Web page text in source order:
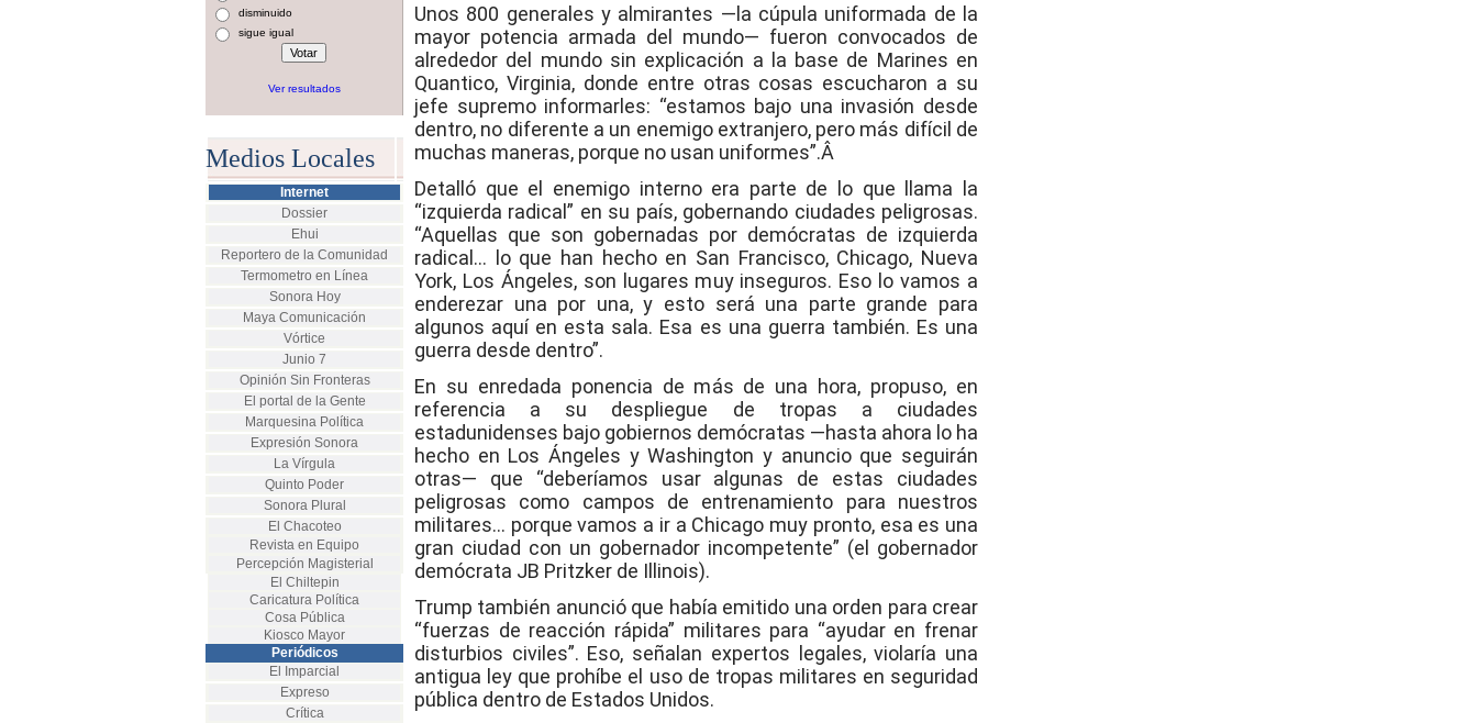
disminuido
sigue igual
Ver resultados
Medios Locales
Internet
Dossier
Ehui
Reportero de la Comunidad
Termometro en Línea
Sonora Hoy
Maya Comunicación
Vórtice
Junio 7
Opinión Sin Fronteras
El portal de la Gente
Marquesina Política
Expresión Sonora
La Vírgula
Quinto Poder
Sonora Plural
El Chacoteo
Revista en Equipo
Percepción Magisterial
El Chiltepin
Caricatura Política
Cosa Pública
Kiosco Mayor
Periódicos
El Imparcial
Expreso
Crítica
Unos 800 generales y almirantes —la cúpula uniformada de la
mayor potencia armada del mundo— fueron convocados de
alrededor del mundo sin explicación a la base de Marines en
Quantico, Virginia, donde entre otras cosas escucharon a su
jefe supremo informarles: “estamos bajo una invasión desde
dentro, no diferente a un enemigo extranjero, pero más difícil de
muchas maneras, porque no usan uniformes”.Â
Detalló que el enemigo interno era parte de lo que llama la
“izquierda radical” en su país, gobernando ciudades peligrosas.
“Aquellas que son gobernadas por demócratas de izquierda
radical… lo que han hecho en San Francisco, Chicago, Nueva
York, Los Ángeles, son lugares muy inseguros. Eso lo vamos a
enderezar una por una, y esto será una parte grande para
algunos aquí en esta sala. Esa es una guerra también. Es una
guerra desde dentro”.
En su enredada ponencia de más de una hora, propuso, en
referencia a su despliegue de tropas a ciudades
estadunidenses bajo gobiernos demócratas —hasta ahora lo ha
hecho en Los Ángeles y Washington y anuncio que seguirán
otras— que “deberíamos usar algunas de estas ciudades
peligrosas como campos de entrenamiento para nuestros
militares… porque vamos a ir a Chicago muy pronto, esa es una
gran ciudad con un gobernador incompetente” (el gobernador
demócrata JB Pritzker de Illinois).
Trump también anunció que había emitido una orden para crear
“fuerzas de reacción rápida” militares para “ayudar en frenar
disturbios civiles”. Eso, señalan expertos legales, violaría una
antigua ley que prohíbe el uso de tropas militares en seguridad
pública dentro de Estados Unidos.